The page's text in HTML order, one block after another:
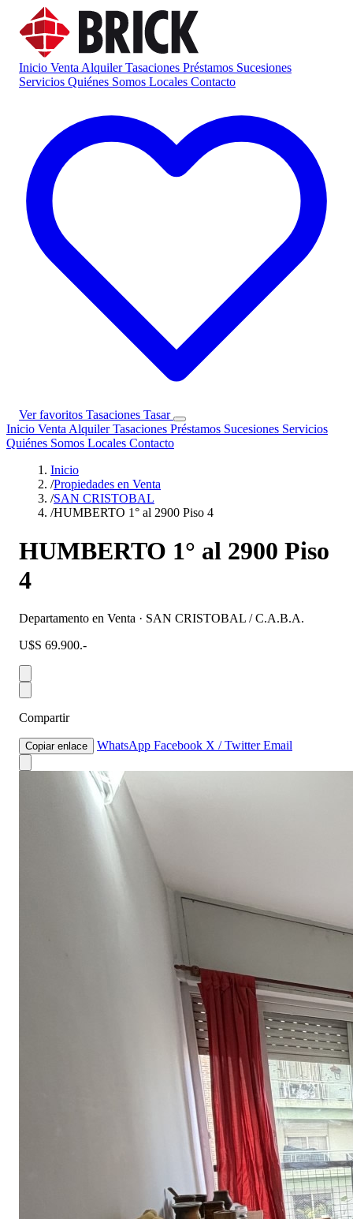
Inicio Venta AlquilerTasaciones Préstamos Sucesiones
Servicios Quiénes Somos Locales Contacto
Ver favoritos Tasaciones Tasar
Inicio Venta AlquilerTasaciones Préstamos Sucesiones Servicios
Quiénes Somos Locales Contacto
Inicio
/Propiedades en Venta
/SAN CRISTOBAL
/HUMBERTO 1° al 2900 Piso 4
HUMBERTO 1° al 2900 Piso
4
Departamento en Venta · SAN CRISTOBAL / C.A.B.A.
U$S 69.900.-
Compartir
Copiar enlace WhatsApp Facebook X / TwitterEmail